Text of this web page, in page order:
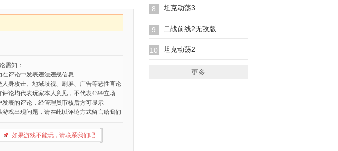
8 坦克动荡3
9 二战前线2无敌版
10 坦克动荡2
更多